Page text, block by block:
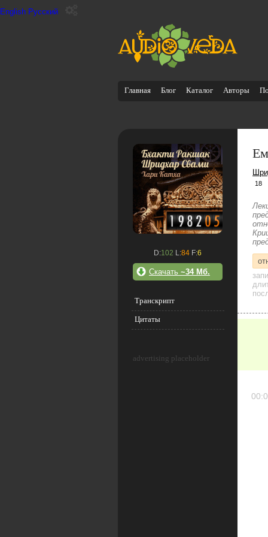
English Русский
Главная Блог Каталог Авторы
D:102 L:84 F:6
Скачать ~34 Мб.
Транскрипт
Цитаты
advertising placeholder
18